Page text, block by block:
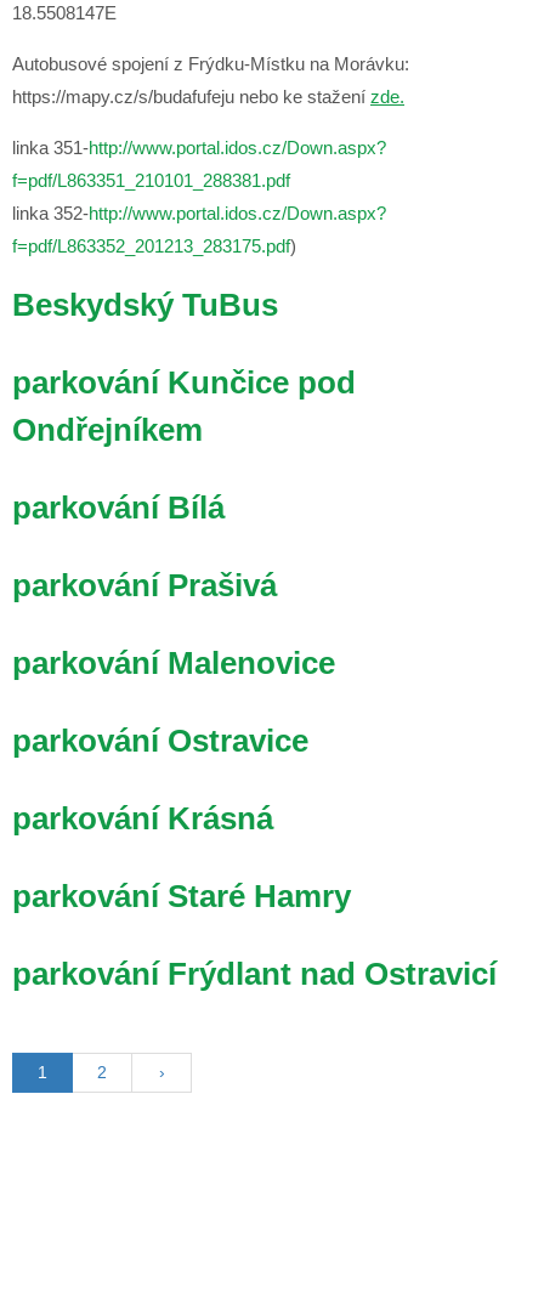
18.5508147E
Autobusové spojení z Frýdku-Místku na Morávku:
https://mapy.cz/s/budafufeju nebo ke stažení zde.
linka 351-http://www.portal.idos.cz/Down.aspx?
f=pdf/L863351_210101_288381.pdf
linka 352-http://www.portal.idos.cz/Down.aspx?
f=pdf/L863352_201213_283175.pdf)
Beskydský TuBus
parkování Kunčice pod
Ondřejníkem
parkování Bílá
parkování Prašivá
parkování Malenovice
parkování Ostravice
parkování Krásná
parkování Staré Hamry
parkování Frýdlant nad Ostravicí
1 2 ›